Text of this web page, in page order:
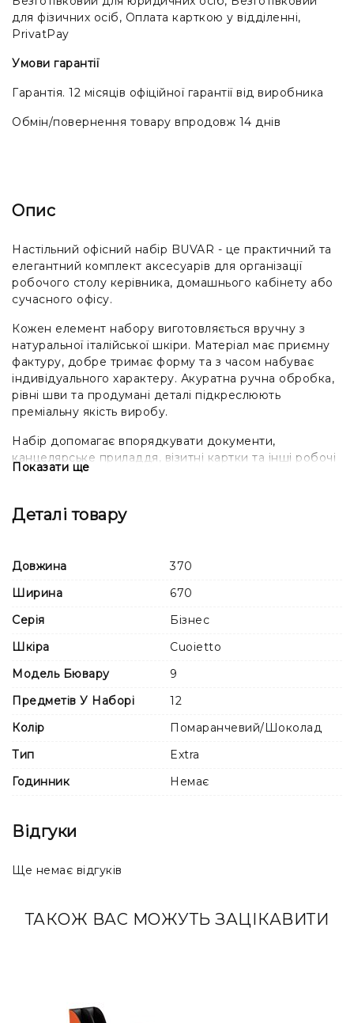
для фізичних осіб, Оплата карткою у відділенні,
PrivatPay
Умови гарантії
Гарантія. 12 місяців офіційної гарантії від виробника
Обмін/повернення товару впродовж 14 днів
Опис
Настільний офісний набір BUVAR - це практичний та
елегантний комплект аксесуарів для організації
робочого столу керівника, домашнього кабінету або
сучасного офісу.
Кожен елемент набору виготовляється вручну з
натуральної італійської шкіри. Матеріал має приємну
фактуру, добре тримає форму та з часом набуває
індивідуального характеру. Акуратна ручна обробка,
рівні шви та продумані деталі підкреслюють
преміальну якість виробу.
Набір допомагає впорядкувати документи,
канцелярське приладдя, візитні картки та інші робочі
аксесуари. Усі предмети виконані в єдиному стилі та
Розташування, форма та кількість предметів можуть
характеристиках товару та на фотографіях.
Настільний набір BUVAR стане функціональним
доповненням робочого простору та доречним
або власника компанії.
Через натуральне походження шкіри її відтінок,
текстура та малюнок можуть незначно відрізнятися
від фотографій. Такі особливості не є дефектом, а
підкреслюють унікальність кожного виробу ручної
Показати ще
Деталі товару
Довжина
370
Ширина
670
Серія
Бізнес
Шкіра
Cuoietto
Модель Бювару
9
Предметів У Наборі
12
Колір
Помаранчевий/Шоколад
Тип
Extra
Годинник
Немає
Відгуки
Ще немає відгуків
ТАКОЖ ВАС МОЖУТЬ ЗАЦІКАВИТИ